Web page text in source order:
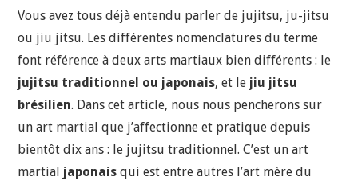
Vous avez tous déjà entendu parler de jujitsu, ju-jitsu
ou jiu jitsu. Les différentes nomenclatures du terme
font référence à deux arts martiaux bien différents : le
jujitsu traditionnel ou japonais, et le jiu jitsu
brésilien. Dans cet article, nous nous pencherons sur
un art martial que j’affectionne et pratique depuis
bientôt dix ans : le jujitsu traditionnel. C’est un art
martial japonais qui est entre autres l’art mère du